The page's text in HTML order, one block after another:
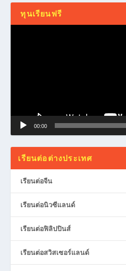
ทุนเรียนฟรี
00:00
เรียนต่อต่างประเทศ
เรียนต่อจีน
เรียนต่อนิวซีแลนด์
เรียนต่อฟิลิปปินส์
เรียนต่อสวิสเซอร์แลนด์